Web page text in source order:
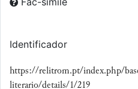
Identificador
https://relitrom.pt/index.php/
literario/details/1/219